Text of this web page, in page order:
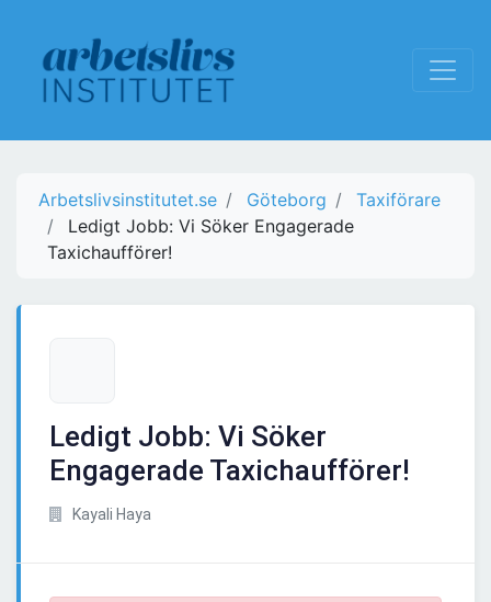
Arbetslivsinstitutet.se Göteborg
Taxiförare
Ledigt Jobb: Vi Söker Engagerade
Taxichaufförer!
Ledigt Jobb: Vi Söker
Engagerade Taxichaufförer!
Kayali Haya